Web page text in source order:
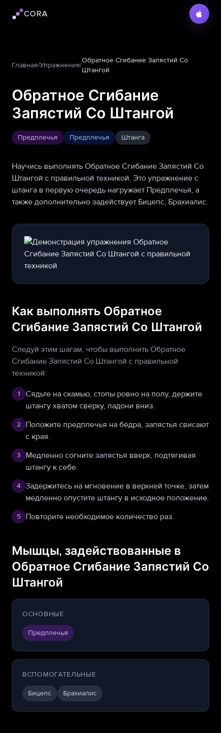
Логотип Cora
CORA
Главная/Упражнения/
Обратное Сгибание Запястий Со
Штангой
Обратное Сгибание
Запястий Со Штангой
Предплечья Предплечья Штанга
Научись выполнять Обратное Сгибание Запястий Со
Штангой с правильной техникой. Это упражнение с
штанга в первую очередь нагружает Предплечья, а
также дополнительно задействует Бицепс, Брахиалис.
Как выполнять Обратное
Сгибание Запястий Со Штангой
Следуй этим шагам, чтобы выполнить Обратное
Сгибание Запястий Со Штангой с правильной
техникой:
1
Сядьте на скамью, стопы ровно на полу, держите
штангу хватом сверху, ладони вниз.
2
Положите предплечья на бёдра, запястья свисают
с края.
3
Медленно согните запястья вверх, подтягивая
штангу к себе.
4 Задержитесь на мгновение в верхней точке, затем
медленно опустите штангу в исходное положение.
5 Повторите необходимое количество раз.
Мышцы, задействованные в
Обратное Сгибание Запястий Со
Штангой
ОСНОВНЫЕ
Предплечья
ВСПОМОГАТЕЛЬНЫЕ
Бицепс Брахиалис